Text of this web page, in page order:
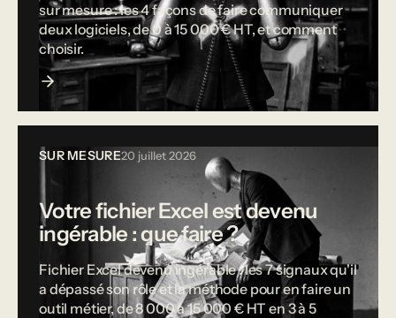
sur mesure : les 4 façons de faire communiquer
deux logiciels, de 0 à 15 000 € HT, et comment
choisir.
SUR MESURE20 juillet 2026
Votre fichier Excel est devenu
ingérable : que faire ?
Fichier Excel devenu ingérable : les 7 signaux qu'il
a dépassé son rôle et la méthode pour en faire un
outil métier, de 8 000 à 15 000 € HT en 3 à 5